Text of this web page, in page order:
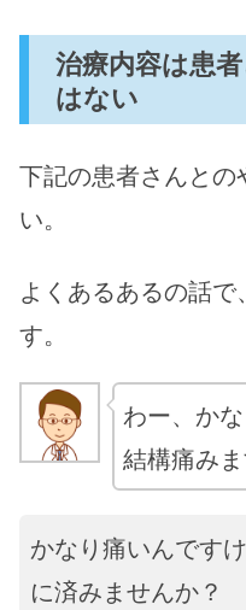
治療内容は患
はない
下記の患者さんとの
い。
よくあるあるの話
す。
わー、か
結構痛み
かなり痛いんです
に済みませんか？